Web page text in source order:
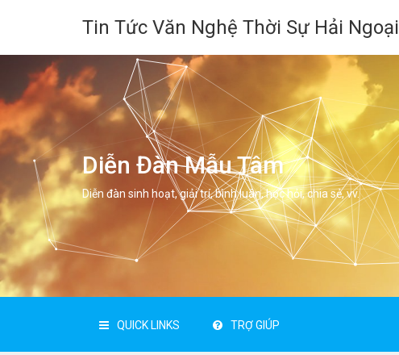
Tin Tức Văn Nghệ Thời Sự Hải Ngoại
Diễn Đàn Mẫu Tâm
Diễn đàn sinh hoạt, giải trí, bình luân, học hỏi, chia sẻ, vv.
QUICK LINKS TRỢ GIÚP